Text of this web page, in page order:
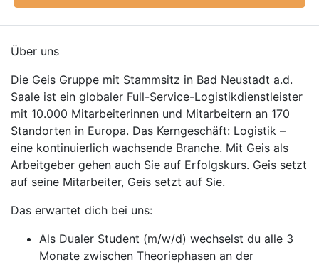
Über uns
Die Geis Gruppe mit Stammsitz in Bad Neustadt a.d.
Saale ist ein globaler Full-Service-Logistikdienstleister
mit 10.000 Mitarbeiterinnen und Mitarbeitern an 170
Standorten in Europa. Das Kerngeschäft: Logistik –
eine kontinuierlich wachsende Branche. Mit Geis als
Arbeitgeber gehen auch Sie auf Erfolgskurs. Geis setzt
auf seine Mitarbeiter, Geis setzt auf Sie.
Das erwartet dich bei uns:
Als Dualer Student (m/w/d) wechselst du alle 3
Monate zwischen Theoriephasen an der